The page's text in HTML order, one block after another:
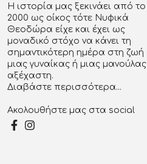
Η ιστορία μας ξεκινάει από το
2000 ως οίκος τότε Νυφικά
Θεοδώρα είχε και έχει ως
μοναδικό στόχο να κάνει τη
σημαντικότερη ημέρα στη ζωή
μιας γυναίκας ή μιας μανούλας
αξέχαστη.
Διαβάστε περισσότερα...
Ακολουθήστε μας στα social